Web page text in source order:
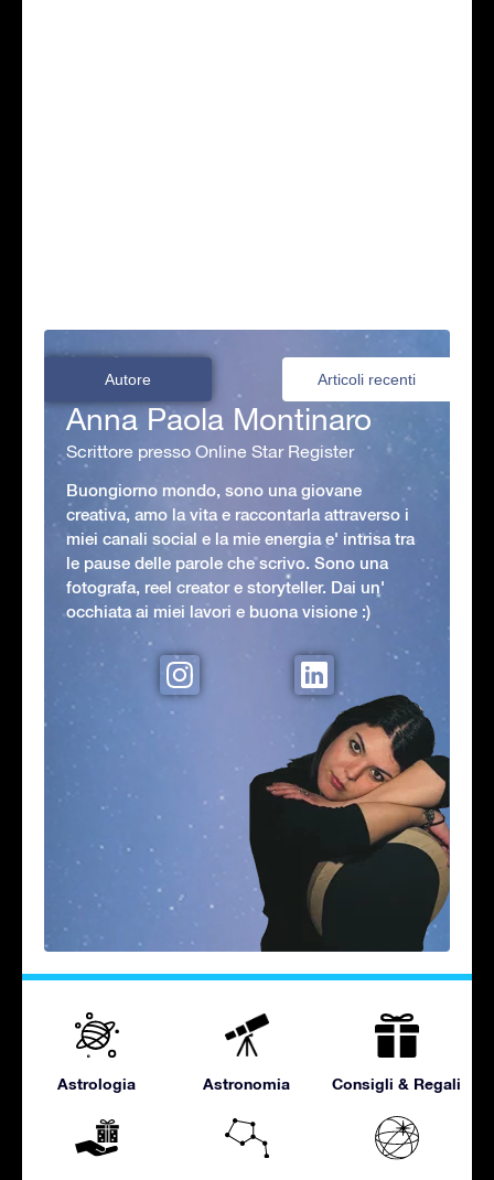
Autore Articoli recenti
Anna Paola Montinaro
Scrittore presso Online Star Register
Buongiorno mondo, sono una giovane
creativa, amo la vita e raccontarla attraverso i
miei canali social e la mie energia e' intrisa tra
le pause delle parole che scrivo. Sono una
fotografa, reel creator e storyteller. Dai un'
occhiata ai miei lavori e buona visione :)
Astrologia Astronomia Consigli & Regali